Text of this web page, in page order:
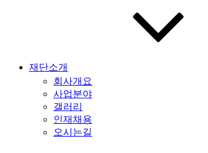
재단소개
회사개요
사업분야
갤러리
인재채용
오시는길